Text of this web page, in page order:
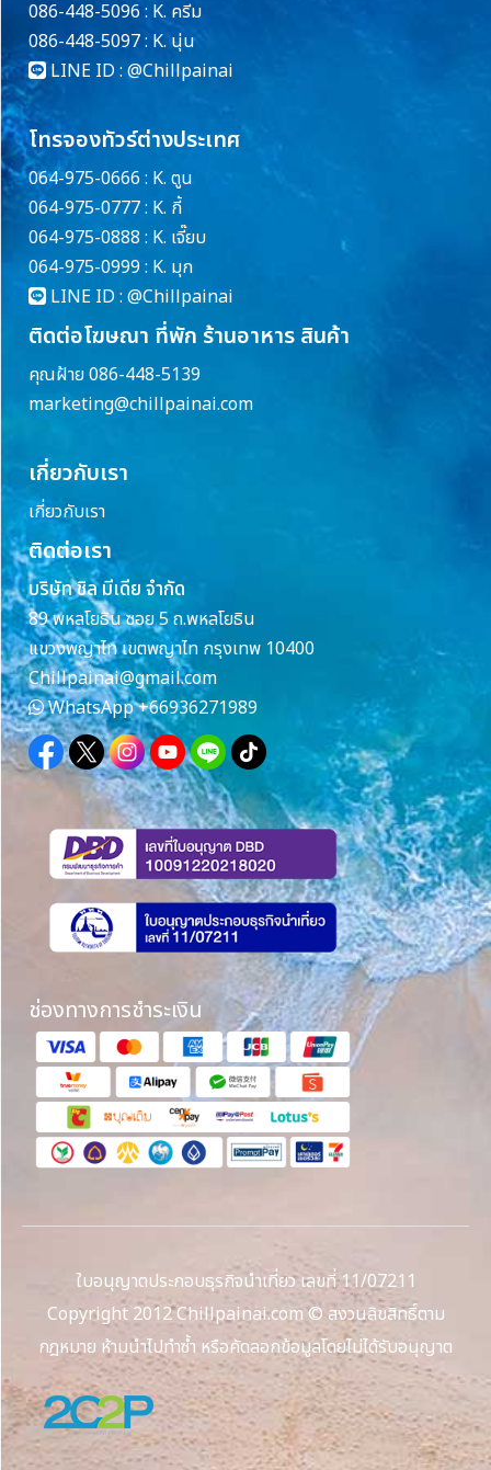
086-448-5096 : K. ครีม
086-448-5097 : K. นุ่น
LINE ID : @Chillpainai
โทรจองทัวร์ต่างประเทศ
064-975-0666 : K. ตูน
064-975-0777 : K. กี้
064-975-0888 : K. เจี๊ยบ
064-975-0999 : K. มุก
LINE ID : @Chillpainai
ติดต่อโฆษณา ที่พัก ร้านอาหาร สินค้า
คุณฝ้าย 086-448-5139
marketing@chillpainai.com
เกี่ยวกับเรา
เกี่ยวกับเรา
ติดต่อเรา
บริษัท ชิล มีเดีย จำกัด
89 พหลโยธิน ซอย 5 ถ.พหลโยธิน
แขวงพญาไท เขตพญาไท กรุงเทพ 10400
Chillpainai@gmail.com
WhatsApp+66936271989
ช่องทางการชำระเงิน
ใบอนุญาตประกอบธุรกิจนำเที่ยว เลขที่ 11/07211
Copyright 2012 Chillpainai.com © สงวนลิขสิทธิ์ตาม
กฎหมาย ห้ามนำไปทำซ้ำ หรือคัดลอกข้อมูลโดยไม่ได้รับอนุญาต